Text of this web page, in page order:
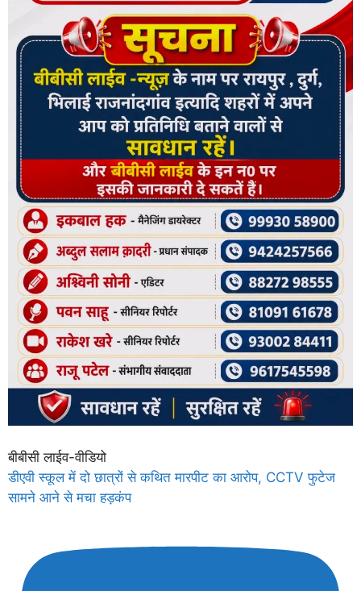
बीबीसी लाईव-वीडियो
डीएवी स्कूल में दो छात्रों से कथित मारपीट का आरोप, CCTV फुटेज
सामने आने से मचा हड़कंप